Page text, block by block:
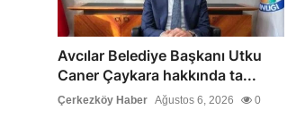
Avcılar Belediye Başkanı Utku
Caner Çaykara hakkında ta...
Çerkezköy Haber Ağustos 6, 2026 0